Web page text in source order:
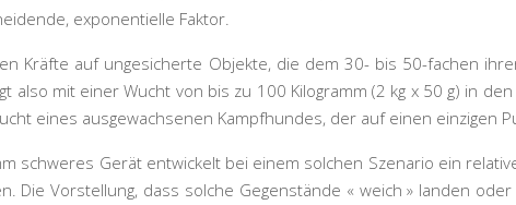
exponentielle Faktor.
Kräfte auf ungesicherte Objekte, die dem 30- bis 50-fachen
also mit einer Wucht von bis zu 100 Kilogramm (2 kg x 50 g) in
eines ausgewachsenen Kampfhundes, der auf einen einzigen
schweres Gerät entwickelt bei einem solchen Szenario ein
Die Vorstellung, dass solche Gegenstände « weich » landen